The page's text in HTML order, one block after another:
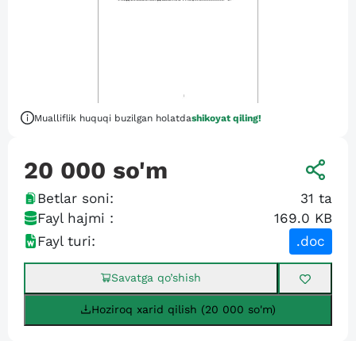
Mualliflik huquqi buzilgan holatdashikoyat qiling!
20 000 so'm
Betlar soni: 31 ta
Fayl hajmi :
169.0 KB
Fayl turi:
.doc
Savatga qo’shish
Hoziroq xarid qilish (20 000 so'm)